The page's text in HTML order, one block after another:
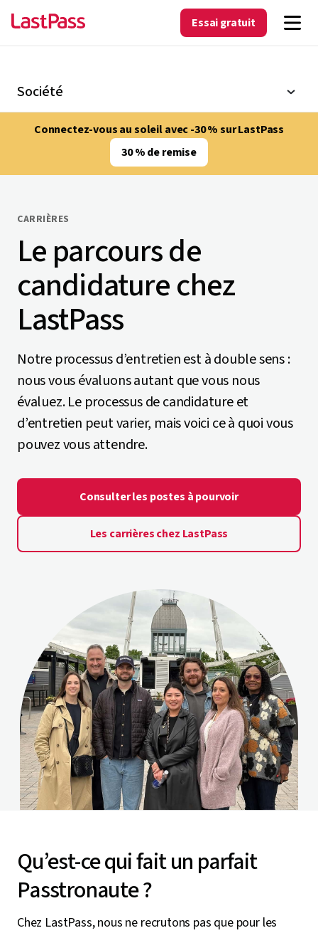
Essai gratuit
Société
Connectez-vous au soleil avec -30 % sur LastPass
30 % de remise
CARRIÈRES
Le parcours de
candidature chez
LastPass
Notre processus d’entretien est à double sens :
nous vous évaluons autant que vous nous
évaluez. Le processus de candidature et
d’entretien peut varier, mais voici ce à quoi vous
pouvez vous attendre.
Consulter les postes à pourvoir
Les carrières chez LastPass
Qu’est-ce qui fait un parfait
Passtronaute ?
Chez LastPass, nous ne recrutons pas que pour les